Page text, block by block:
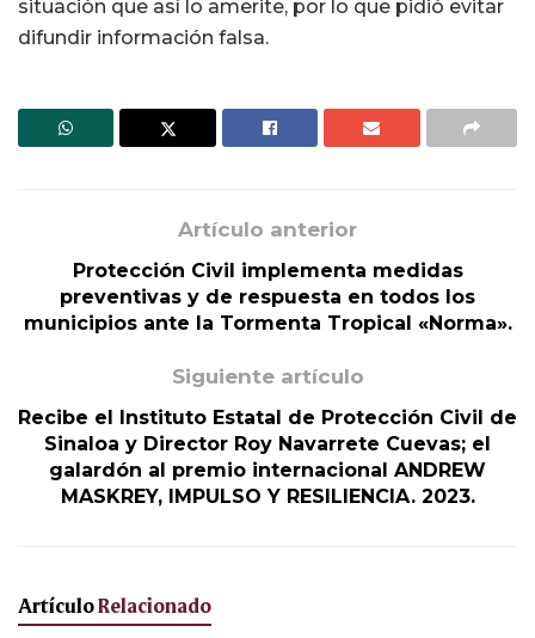
situación que así lo amerite, por lo que pidió evitar
difundir información falsa.
Artículo anterior
Protección Civil implementa medidas
preventivas y de respuesta en todos los
municipios ante la Tormenta Tropical «Norma».
Siguiente artículo
Recibe el Instituto Estatal de Protección Civil de
Sinaloa y Director Roy Navarrete Cuevas; el
galardón al premio internacional ANDREW
MASKREY, IMPULSO Y RESILIENCIA. 2023.
ArtículoRelacionado